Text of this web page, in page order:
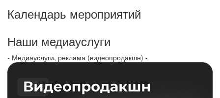
Календарь мероприятий
Наши медиауслуги
- Медиауслуги, реклама (видеопродакшн) -